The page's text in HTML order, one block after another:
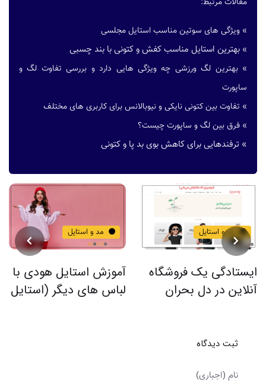
» ویژگی های سوتین مناسب استایل مجلسی
» بهترین استایل مناسب کفش و کتونی با بند چسبی
»بهترین لگ ورزشی چه ویژگی هایی دارد و بررسی تفاوت لگ و
ساپورت
» تفاوت بین کتونی نایکی و نیوبالانس برای کاربری های مختلف
» فرق بین لگ و ساپورت چیست؟
» ترفندهایی برای کاهش بوی بد پا و کتونی
مد و استایل
ایستادگی یک فروشگاه
آنلاین در دل بحران
مد و استایل
آموزش استایل هودی با
لباس های دیگر (استایل
ثبت دیدگاه
نام (اجباری)